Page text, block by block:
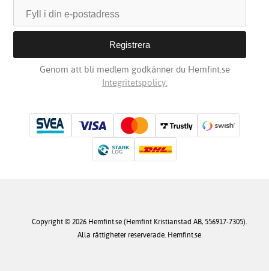
Genom att bli medlem godkänner du Hemfint.se
Integritetspolicy.
Copyright © 2026 Hemfint.se (Hemfint Kristianstad AB, 556917-7305).
Alla rättigheter reserverade. Hemfint.se